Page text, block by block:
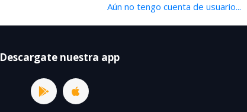
Aún no tengo cuenta de usuario...
Descargate nuestra app